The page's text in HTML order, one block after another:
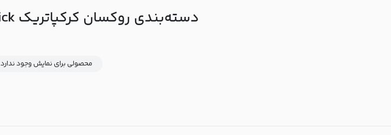
دسته‌بندی روکسان کرکپاتریک Roxanne Kirkpatrick
محصولی برای نمایش وجود ندارد